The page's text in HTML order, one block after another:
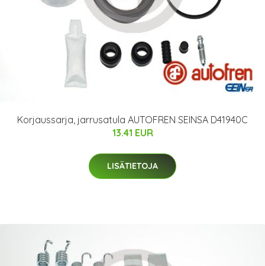
Korjaussarja, jarrusatula AUTOFREN SEINSA D41940C
13.41 EUR
LISÄTIETOJA